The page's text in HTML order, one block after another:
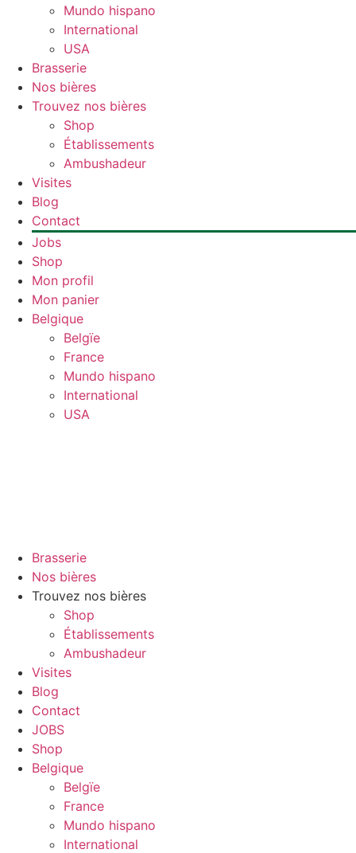
Mundo hispano
International
USA
Brasserie
Nos bières
Trouvez nos bières
Shop
Établissements
Ambushadeur
Visites
Blog
Contact
Jobs
Shop
Mon profil
Mon panier
Belgique
Belgïe
France
Mundo hispano
International
USA
Brasserie
Nos bières
Trouvez nos bières
Shop
Établissements
Ambushadeur
Visites
Blog
Contact
JOBS
Shop
Belgique
Belgïe
France
Mundo hispano
International